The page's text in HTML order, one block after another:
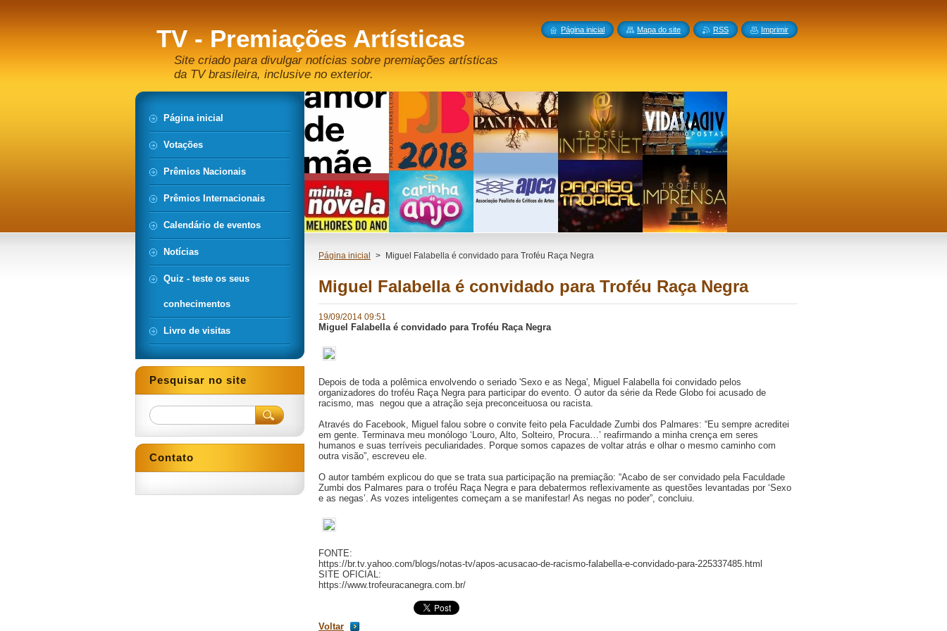
TV - Premiações Artísticas
Site criado para divulgar notícias sobre premiações artísticas
da TV brasileira, inclusive no exterior.
Página inicial > Miguel Falabella é convidado para Troféu Raça Negra
Miguel Falabella é convidado para Troféu Raça Negra
19/09/2014 09:51
Miguel Falabella é convidado para Troféu Raça Negra
Depois de toda a polêmica envolvendo o seriado 'Sexo e as Nega', Miguel Falabella foi convidado pelos
organizadores do troféu Raça Negra para participar do evento. O autor da série da Rede Globo foi acusado de
racismo, mas negou que a atração seja preconceituosa ou racista.
Através do Facebook, Miguel falou sobre o convite feito pela Faculdade Zumbi dos Palmares: “Eu sempre acreditei
em gente. Terminava meu monólogo ‘Louro, Alto, Solteiro, Procura…’ reafirmando a minha crença em seres
humanos e suas terríveis peculiaridades. Porque somos capazes de voltar atrás e olhar o mesmo caminho com
outra visão”, escreveu ele.
O autor também explicou do que se trata sua participação na premiação: “Acabo de ser convidado pela Faculdade
Zumbi dos Palmares para o troféu Raça Negra e para debatermos reflexivamente as questões levantadas por ‘Sexo
e as negas’. As vozes inteligentes começam a se manifestar! As negas no poder”, concluiu.
FONTE:
https://br.tv.yahoo.com/blogs/notas-tv/apos-acusacao-de-racismo-falabella-e-convidado-para-225337485.html
SITE OFICIAL:
https://www.trofeuracanegra.com.br/
Voltar
Página inicial
Votações
Prêmios Nacionais
Prêmios Internacionais
Calendário de eventos
Notícias
Quiz - teste os seus
conhecimentos
Livro de visitas
Pesquisar no site
Contato
Página inicial Mapa do site RSS Imprimir